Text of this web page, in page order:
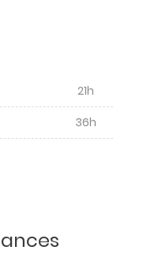
21h
36h